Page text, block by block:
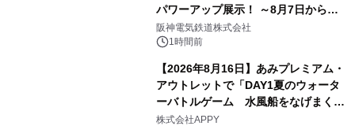
パワーアップ展示！ ～8月7日からは
直前割パスポートを販売～
阪神電気鉄道株式会社
1時間前
【2026年8月16日】あみプレミアム・
アウトレットで「DAY1夏のウォータ
ーバトルゲーム 水風船をなげまくろ
う！」を開催
株式会社APPY